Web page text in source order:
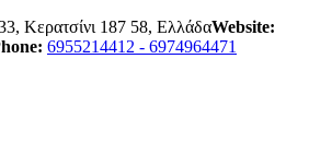
Κερατσίνι 187 58, ΕλλάδαWebsite:
6955214412 - 6974964471